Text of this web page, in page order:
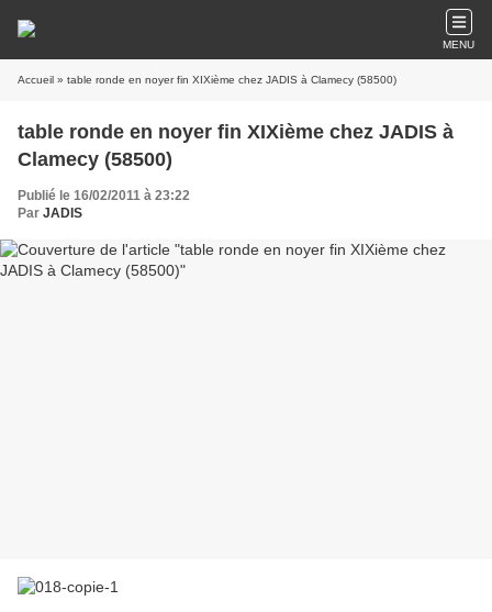
MENU
Accueil » table ronde en noyer fin XIXième chez JADIS à Clamecy (58500)
table ronde en noyer fin XIXième chez JADIS à
Clamecy (58500)
Publié le 16/02/2011 à 23:22
Par JADIS